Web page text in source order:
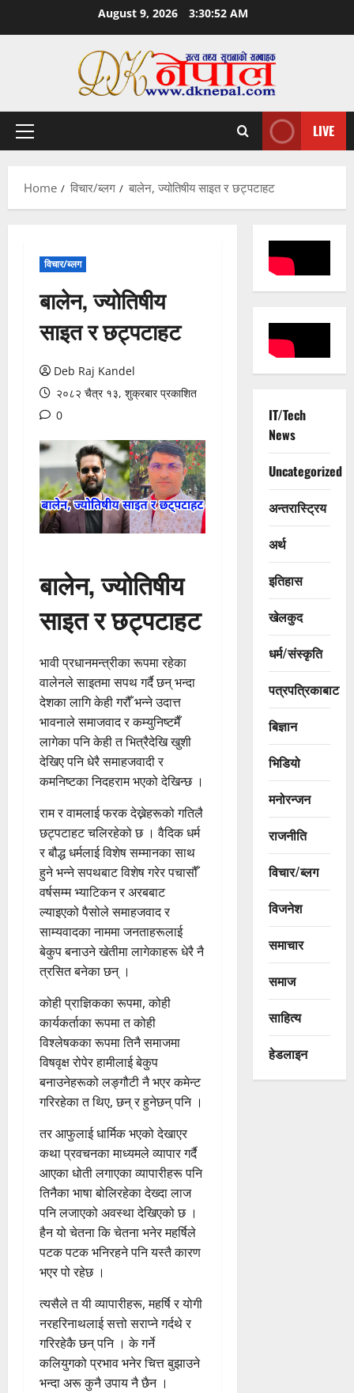
August 9, 2026 3:30:53 AM
Primary
LIVE
Home विचार/ब्लग बालेन, ज्योतिषीय साइत र छट्पटाहट
विचार/ब्लग
बालेन, ज्योतिषीय
साइत र छट्पटाहट
Deb Raj Kandel
२०८२ चैत्र १३, शुक्रबार प्रकाशित
0
बालेन, ज्योतिषीय
साइत र छट्पटाहट
भावी प्रधानमन्त्रीका रूपमा रहेका
वालेनले साइतमा सपथ गर्दै छन् भन्दा
देशका लागि केही गरौँ भन्ने उदात्त
भावनाले समाजवाद र कम्युनिष्टमैँ
लागेका पनि केही त भित्रैदेखि खुशी
देखिए पनि धेरै समाहजवादी र
कमनिष्टका निदहराम भएको देखिन्छ ।
राम र वामलाई फरक देख्नेहरूको गतिलै
छट्पटाहट चलिरहेको छ । वैदिक धर्म
र बौद्ध धर्मलाई विशेष सम्मानका साथ
हुने भन्ने सपथबाट विशेष गरेर पचासौँ
वर्षसम्म भ्याटिकन र अरबबाट
ल्याइएको पैसोले समाहजवाद र
साम्यवादका नाममा जनताहरूलाई
बेकुप बनाउने खेतीमा लागेकाहरू धेरै नै
त्रसित बनेका छन् ।
कोही प्राज्ञिकका रूपमा, कोही
कार्यकर्ताका रूपमा त कोही
विश्लेषकका रूपमा तिनै समाजमा
विषवृक्ष रोपेर हामीलाई बेकुप
बनाउनेहरूको लङ्गौटी नै भएर कमेन्ट
गरिरहेका त थिए, छन् र हुनेछन् पनि ।
तर आफुलाई धार्मिक भएको देखाएर
कथा प्रवचनका माध्यमले व्यापार गर्दै
आएका धोती लगाएका व्यापारीहरू पनि
तिनैका भाषा बोलिरहेका देख्दा लाज
पनि लजाएको अवस्था देखिएको छ ।
हैन यो चेतना कि चेतना भनेर महर्षिले
पटक पटक भनिरहने पनि यस्तै कारण
भएर पो रहेछ ।
त्यसैले त यी व्यापारीहरू, महर्षि र योगी
नरहरिनाथलाई सत्तो सराप्ने गर्दथे र
गरिरहेकै छन् पनि । के गर्ने
कलियुगको प्रभाव भनेर चित्त बुझाउने
भन्दा अरू कुनै उपाय नै छैन ।
IT/Tech
News
Uncategorized
अन्तरास्ट्रिय
अर्थ
इतिहास
खेलकुद
धर्म/संस्कृति
पत्रपत्रिकाबाट
बिज्ञान
भिडियो
मनोरन्जन
राजनीति
विचार/ब्लग
विजनेश
समाचार
समाज
साहित्य
हेडलाइन